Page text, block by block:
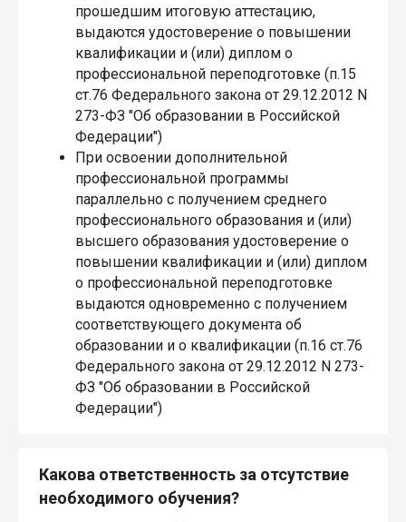
прошедшим итоговую аттестацию,
выдаются удостоверение о повышении
квалификации и (или) диплом о
профессиональной переподготовке (п.15
ст.76 Федерального закона от 29.12.2012 N
273-ФЗ "Об образовании в Российской
Федерации")
При освоении дополнительной
профессиональной программы
параллельно с получением среднего
профессионального образования и (или)
высшего образования удостоверение о
повышении квалификации и (или) диплом
о профессиональной переподготовке
выдаются одновременно с получением
соответствующего документа об
образовании и о квалификации (п.16 ст.76
Федерального закона от 29.12.2012 N 273-
ФЗ "Об образовании в Российской
Федерации")
Какова ответственность за отсутствие
необходимого обучения?